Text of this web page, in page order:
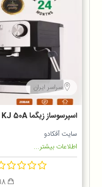
سراسر ایران
اسپرسوساز زیگما KJ 50A
سایت آفکادو
اطلاعات بیشتر...